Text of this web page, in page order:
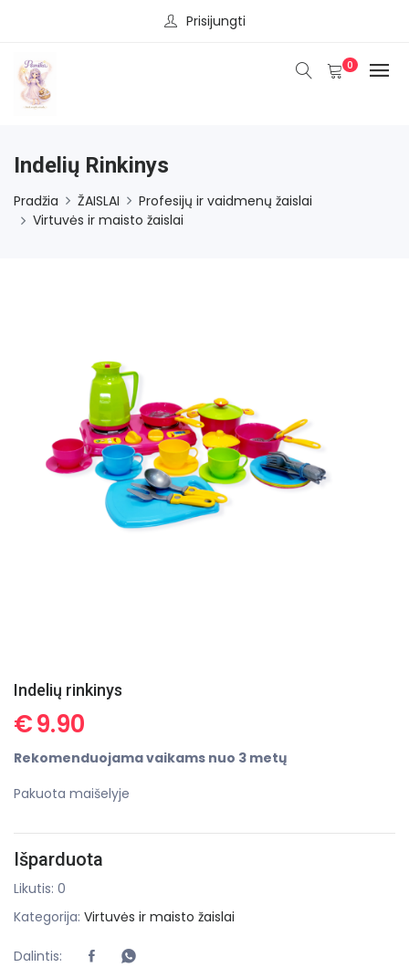
Prisijungti
0
Indelių Rinkinys
Pradžia ŽAISLAI
Profesijų ir vaidmenų žaislai
Virtuvės ir maisto žaislai
Indelių rinkinys
€9.90
Rekomenduojama vaikams nuo 3 metų
Pakuota maišelyje
Išparduota
Likutis: 0
Kategorija: Virtuvės ir maisto žaislai
Dalintis: